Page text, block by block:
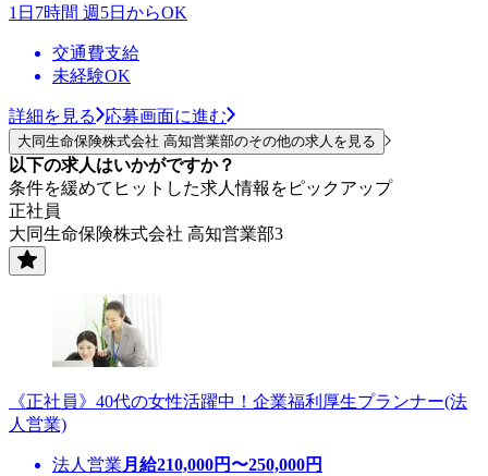
1日7時間 週5日からOK
交通費支給
未経験OK
詳細を見る 応募画面に進む
大同生命保険株式会社 高知営業部のその他の求人を見る
以下の求人はいかがですか？
条件を緩めてヒットした求人情報をピックアップ
正社員
大同生命保険株式会社 高知営業部3
《正社員》40代の女性活躍中！企業福利厚生プランナー(法
人営業)
法人営業 月給210,000円〜250,000円